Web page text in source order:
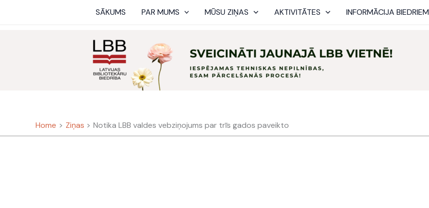
SĀKUMS PAR MUMS MŪSU ZIŅAS AKTIVITĀTES INFORMĀCIJA BIEDRIEM
Home Ziņas Notika LBB valdes vebziņojums par trīs gados paveikto